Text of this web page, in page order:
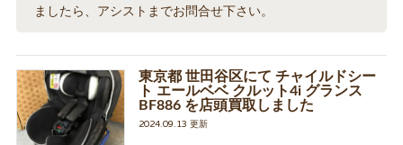
ましたら、アシストまでお問合せ下さい。
東京都 世田谷区にて チャイルドシー
ト エールベベ クルット4i グランス
BF886 を店頭買取しました
2024.09.13 更新